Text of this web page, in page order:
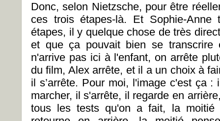
Donc, selon Nietzsche, pour être
ces trois étapes-là. Et Sophie-
étapes, il y quelque chose de très
et que ça pouvait bien se transcrire
n'arrive pas ici à l'enfant, on arrête
du film, Alex arrête, et il a un choix à
il s’arrête. Pour moi, l'image c'est ça
marcher, il s'arrête, il regarde en
tous les tests qu'on a fait, la moitié